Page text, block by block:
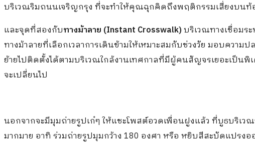
บริเวณริมถนนเจริญกรุง ที่จะทำให้คุณฉุกคิดถึงพฤติกรรมเสี่ยงบน
และจุดที่สองกับทางม้าลาย (Instant Crosswalk)บริเวณทางเชื่อมร
ทางม้าลายที่เลือกเวลาการเดินข้ามให้เหมาะสมกับช่วงวัย มอบควา
ย้ายไปติดตั้งได้ตามบริเวณใกล้งานเทศกาลที่มีผู้คนสัญจรเยอะเป็น
จะเปลี่ยนไป
นอกจากจะมีมุมถ่ายรูปเก๋ๆ ให้แชะโพสต์อวดเพื่อนฝูงแล้ว ที่บูธบริเ
มากมาย อาทิ ร่วมถ่ายรูปมุมกว้าง 180 องศา หรือ หยิบสีสะบัดแป